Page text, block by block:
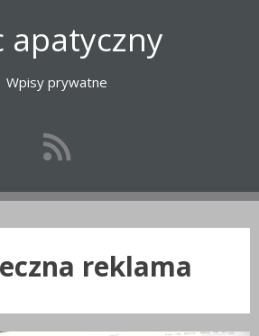
apatyczny
Wpisy prywatne
reklama